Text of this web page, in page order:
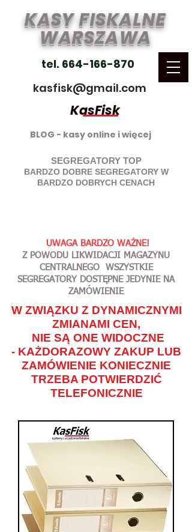
KASY FISKALNE
WARSZAWA
tel. 664-166-870
kasfisk@gmail.com
BLOG - kasy online i więcej
KasFisk
SEGREGATORY TOP
BARDZO DOBRE SEGREGATORY W
BARDZO DOBRYCH CENACH
UWAGA BARDZO WAŻNE!
Z POWODU LIKWIDACJI MAGAZYNU
CENTRALNEGO WSZYSTKIE
SEGREGATORY DOSTĘPNE JEDYNIE NA
ZAMÓWIENIE
W ZWIĄZKU Z DYNAMICZNYMI
ZMIANAMI CEN,
NIE SĄ ONE WIDOCZNE
- KAŻDORAZOWY ZAKUP LUB
ZAMÓWIENIE KONIECZNIE
TRZEBA POTWIERDZIĆ
TELEFONICZNIE